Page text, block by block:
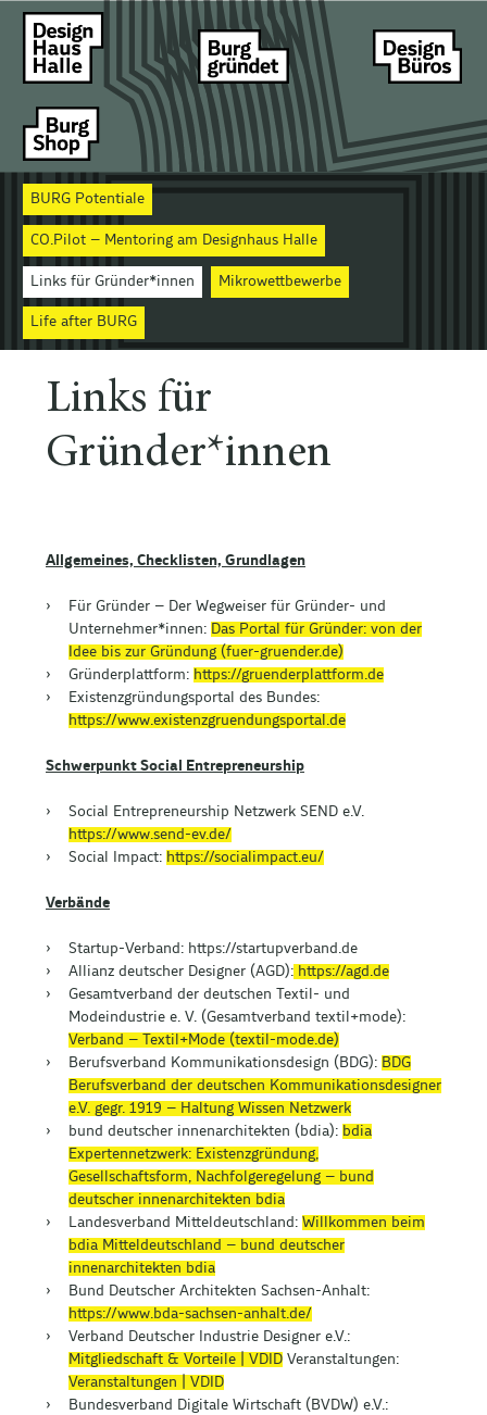
BURG Potentiale
CO.Pilot – Mentoring am Designhaus Halle
Links für Gründer*innen Mikrowettbewerbe
Life after BURG
Links für
Gründer*innen
Allgemeines, Checklisten, Grundlagen
Für Gründer – Der Wegweiser für Gründer- und
Unternehmer*innen: Das Portal für Gründer: von der
Idee bis zur Gründung (fuer-gruender.de)
Gründerplattform: https://gruenderplattform.de
Existenzgründungsportal des Bundes:
https://www.existenzgruendungsportal.de
Schwerpunkt Social Entrepreneurship
Social Entrepreneurship Netzwerk SEND e.V.
https://www.send-ev.de/
Social Impact: https://socialimpact.eu/
Verbände
Startup-Verband: https://startupverband.de
Allianz deutscher Designer (AGD): https://agd.de
Gesamtverband der deutschen Textil- und
Modeindustrie e. V. (Gesamtverband textil+mode):
Verband – Textil+Mode (textil-mode.de)
Berufsverband Kommunikationsdesign (BDG): BDG
Berufsverband der deutschen Kommunikationsdesigner
e.V. gegr. 1919 – Haltung Wissen Netzwerk
bund deutscher innenarchitekten (bdia): bdia
Expertennetzwerk: Existenzgründung,
Gesellschaftsform, Nachfolgeregelung – bund
deutscher innenarchitekten bdia
Landesverband Mitteldeutschland: Willkommen beim
bdia Mitteldeutschland – bund deutscher
innenarchitekten bdia
Bund Deutscher Architekten Sachsen-Anhalt:
https://www.bda-sachsen-anhalt.de/
Verband Deutscher Industrie Designer e.V.:
Mitgliedschaft & Vorteile | VDID Veranstaltungen:
Veranstaltungen | VDID
Bundesverband Digitale Wirtschaft (BVDW) e.V.: